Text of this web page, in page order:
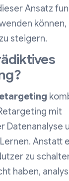
Ansatz
können,
steigern.
mit
Datenanalyse
Anstatt
zu
haben,